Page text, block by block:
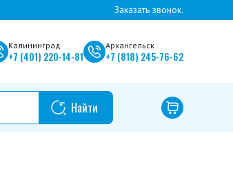
Заказать звонок.
Калининград
+7 (401) 220-14-81
Архангельск
+7 (818) 245-76-62